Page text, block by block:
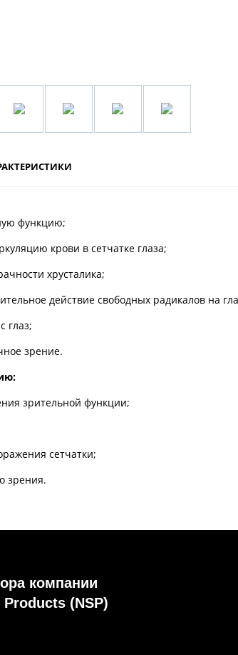
функцию;
крови в сетчатке глаза;
хрусталика;
действие свободных радикалов на
глаз;
зрение.
зрительной функции;
сетчатки;
зрения.
компании
Products (NSP)